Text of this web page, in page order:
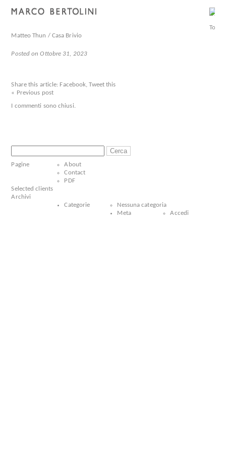
Matteo Thun / Casa Brivio
Posted on Ottobre 31, 2023
Share this article: Facebook,Tweet this
« Previous post
I commenti sono chiusi.
per:
Pagine
About
Contact
PDF
Selected clients
Archivi
Categorie
Nessuna categoria
Meta
Accedi